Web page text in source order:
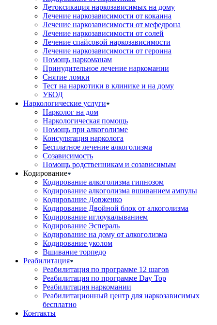
Детоксикация наркозависимых на дому
Лечение наркозависимости от кокаина
Лечение наркозависимости от мефедрона
Лечение наркозависимости от солей
Лечение спайсовой наркозависимости
Лечение наркозависимости от героина
Помощь наркоманам
Принудительное лечение наркомании
Снятие ломки
Тест на наркотики в клинике и на дому
УБОД
Наркологические услуги
Нарколог на дом
Наркологическая помощь
Помощь при алкоголизме
Консультация нарколога
Бесплатное лечение алкоголизма
Созависимость
Помощь родственникам и созависимым
Кодирование
Кодирование алкоголизма гипнозом
Кодирование алкоголизма вшиванием ампулы
Кодирование Довженко
Кодирование Двойной блок от алкоголизма
Кодирование иглоукалыванием
Кодирование Эспераль
Кодирование на дому от алкоголизма
Кодирование уколом
Вшивание торпедо
Реабилитация
Реабилитация по программе 12 шагов
Реабилитация по программе Day Top
Реабилитация наркомании
Реабилитационный центр для наркозависимых
бесплатно
Контакты